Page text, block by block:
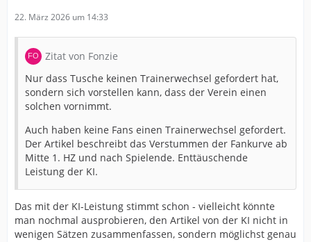
22. März 2026 um 14:33
Zitat von Fonzie
Nur dass Tusche keinen Trainerwechsel gefordert hat,
sondern sich vorstellen kann, dass der Verein einen
solchen vornimmt.
Auch haben keine Fans einen Trainerwechsel gefordert.
Der Artikel beschreibt das Verstummen der Fankurve ab
Mitte 1. HZ und nach Spielende. Enttäuschende
Leistung der KI.
Das mit der KI-Leistung stimmt schon - vielleicht könnte
man nochmal ausprobieren, den Artikel von der KI nicht in
wenigen Sätzen zusammenfassen, sondern möglichst genau